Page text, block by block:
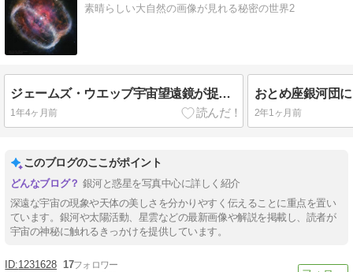
素晴らしい大自然の画像が見れる秘密の世界2
ジェームズ・ウエッブ宇宙望遠鏡が捉えた美しい惑星状星雲NGC1514
1年4ヶ月前 2年1ヶ月前
このブログのここがポイント
銀河と惑星を写真中心に詳しく紹介
深遠な宇宙の現象や天体の美しさを分かりやすく伝えることに重点を置い
ています。銀河や太陽活動、星雲などの最新画像や解説を掲載し、読者が
宇宙の神秘に触れるきっかけを提供しています。
1231628 17